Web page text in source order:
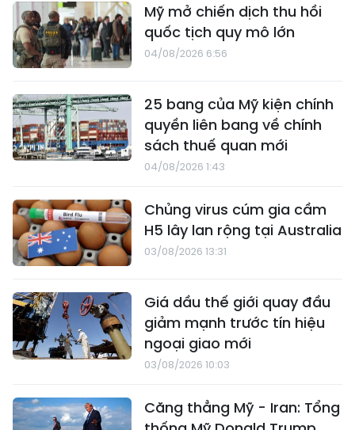
Mỹ mở chiến dịch thu hồi
quốc tịch quy mô lớn
04/08/2026 6:56
25 bang của Mỹ kiện chính
quyền liên bang về chính
sách thuế quan mới
04/08/2026 1:43
Chủng virus cúm gia cầm
H5 lây lan rộng tại Australia
03/08/2026 13:31
Giá dầu thế giới quay đầu
giảm mạnh trước tín hiệu
ngoại giao mới
03/08/2026 10:03
Căng thẳng Mỹ - Iran: Tổng